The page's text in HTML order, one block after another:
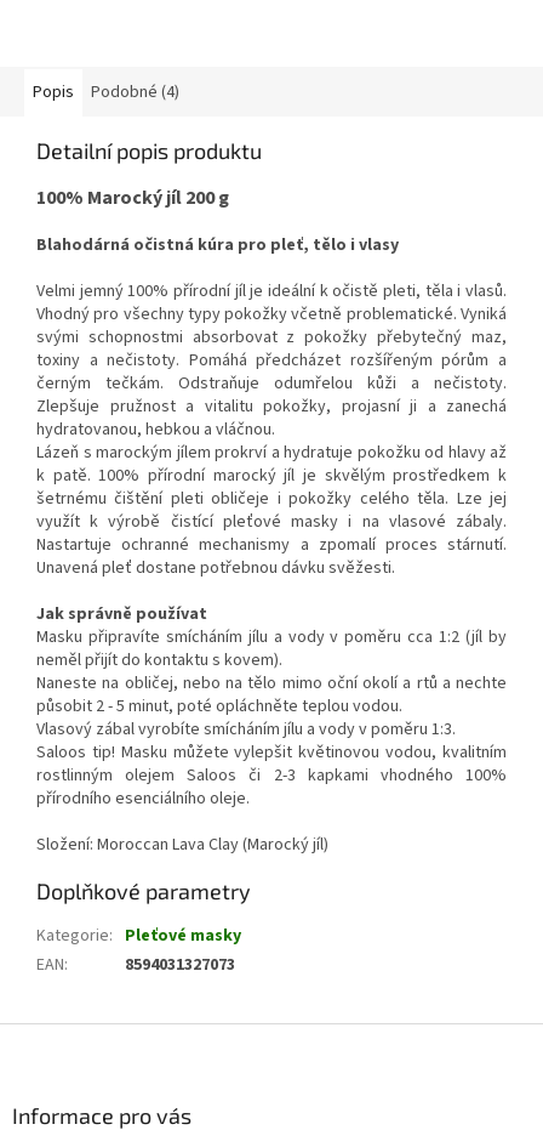
Popis Podobné (4)
Detailní popis produktu
100% Marocký jíl 200 g
Blahodárná očistná kúra pro pleť, tělo i vlasy
Velmi jemný 100% přírodní jíl je ideální k očistě pleti, těla i vlasů.
Vhodný pro všechny typy pokožky včetně problematické. Vyniká
svými schopnostmi absorbovat z pokožky přebytečný maz,
toxiny a nečistoty. Pomáhá předcházet rozšířeným pórům a
černým tečkám. Odstraňuje odumřelou kůži a nečistoty.
Zlepšuje pružnost a vitalitu pokožky, projasní ji a zanechá
hydratovanou, hebkou a vláčnou.
Lázeň s marockým jílem prokrví a hydratuje pokožku od hlavy až
k patě. 100% přírodní marocký jíl je skvělým prostředkem k
šetrnému čištění pleti obličeje i pokožky celého těla. Lze jej
využít k výrobě čistící pleťové masky i na vlasové zábaly.
Nastartuje ochranné mechanismy a zpomalí proces stárnutí.
Unavená pleť dostane potřebnou dávku svěžesti.
Jak správně používat
Masku připravíte smícháním jílu a vody v poměru cca 1:2 (jíl by
neměl přijít do kontaktu s kovem).
Naneste na obličej, nebo na tělo mimo oční okolí a rtů a nechte
působit 2 - 5 minut, poté opláchněte teplou vodou.
Vlasový zábal vyrobíte smícháním jílu a vody v poměru 1:3.
Saloos tip! Masku můžete vylepšit květinovou vodou, kvalitním
rostlinným olejem Saloos či 2-3 kapkami vhodného 100%
přírodního esenciálního oleje.
Složení: Moroccan Lava Clay (Marocký jíl)
Doplňkové parametry
Kategorie: Pleťové masky
EAN: 8594031327073
Informace pro vás